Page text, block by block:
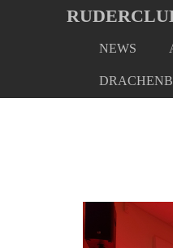
Oops, an error occurred! Code:
main
NEWS
here: